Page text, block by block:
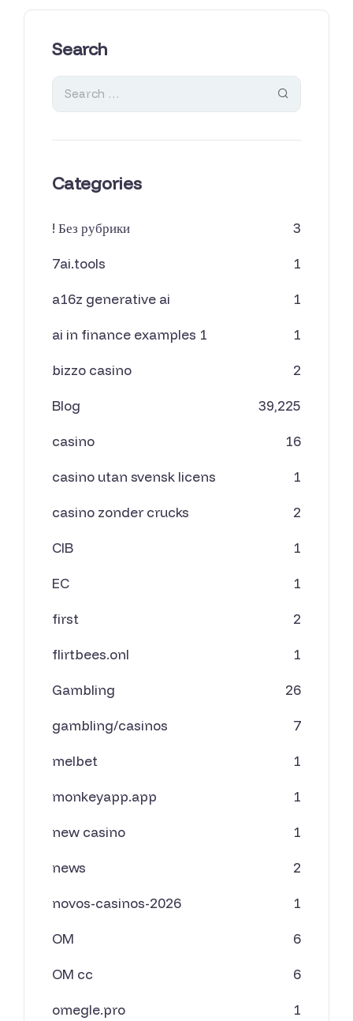
Search
Categories
! Без рубрики 3
7ai.tools 1
a16z generative ai 1
ai in finance examples 1 1
bizzo casino 2
Blog 39,225
casino 16
casino utan svensk licens 1
casino zonder crucks 2
CIB 1
EC 1
first 2
flirtbees.onl 1
Gambling 26
gambling/casinos 7
melbet 1
monkeyapp.app 1
new casino 1
news 2
novos-casinos-2026 1
OM 6
OM cc 6
omegle.pro 1